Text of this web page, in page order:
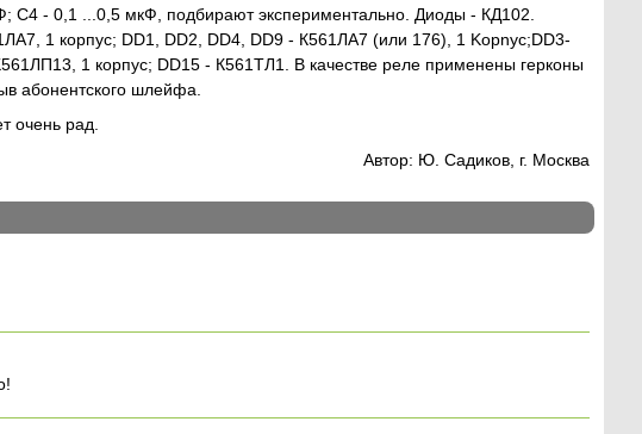
- 0,1 ...0,5 мкФ, подбирают экспериментально. Диоды - КД102.
1 корпус; DD1, DD2, DD4, DD9 - К561ЛА7 (или 176), 1 Kopnyc;DD3-
1 корпус; DD15 - К561ТЛ1. В качестве реле применены герконы
абонентского шлейфа.
очень рад.
Автор: Ю. Садиков, г. Москва